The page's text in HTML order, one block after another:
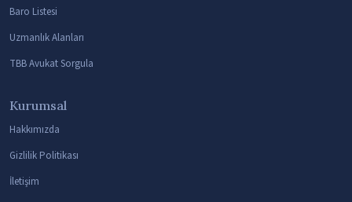
Baro Listesi
Uzmanlık Alanları
TBB Avukat Sorgula
Kurumsal
Hakkımızda
Gizlilik Politikası
İletişim